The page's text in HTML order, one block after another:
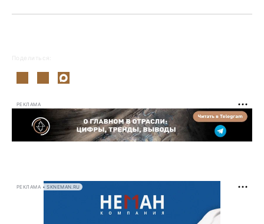
Поделиться:
РЕКЛАМА
РЕКЛАМА • SKNEMAN.RU